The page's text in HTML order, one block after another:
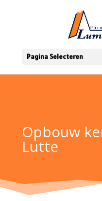
Pagina Selecteren
Opbouw
Lutte